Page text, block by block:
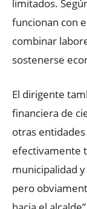
limitados.
funcionan con
combinar
sostenerse
El dirigente
financiera de
otras
efectivamente
municipalidad
pero